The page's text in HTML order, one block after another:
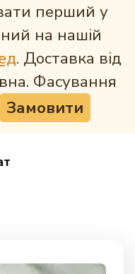
перший у
на нашій
. Доставка від
Фасування
Замовити